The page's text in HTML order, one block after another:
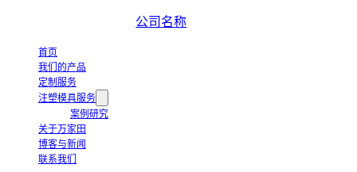
公司名称
首页
我们的产品
定制服务
注塑模具服务
案例研究
关于万家田
博客与新闻
联系我们